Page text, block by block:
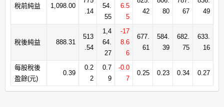
稅前純益 1,098.00
.14
54.
55
6.5
5
42
80
67
49
稅後純益 888.31
513
.54
1,4
64.
27
-17
8.6
6
677.
61
584.
39
682.
75
633.
16
每股稅後
盈餘(元)
0.39
0.2
2
0.7
9
-0.0
7
0.25 0.23 0.34 0.27